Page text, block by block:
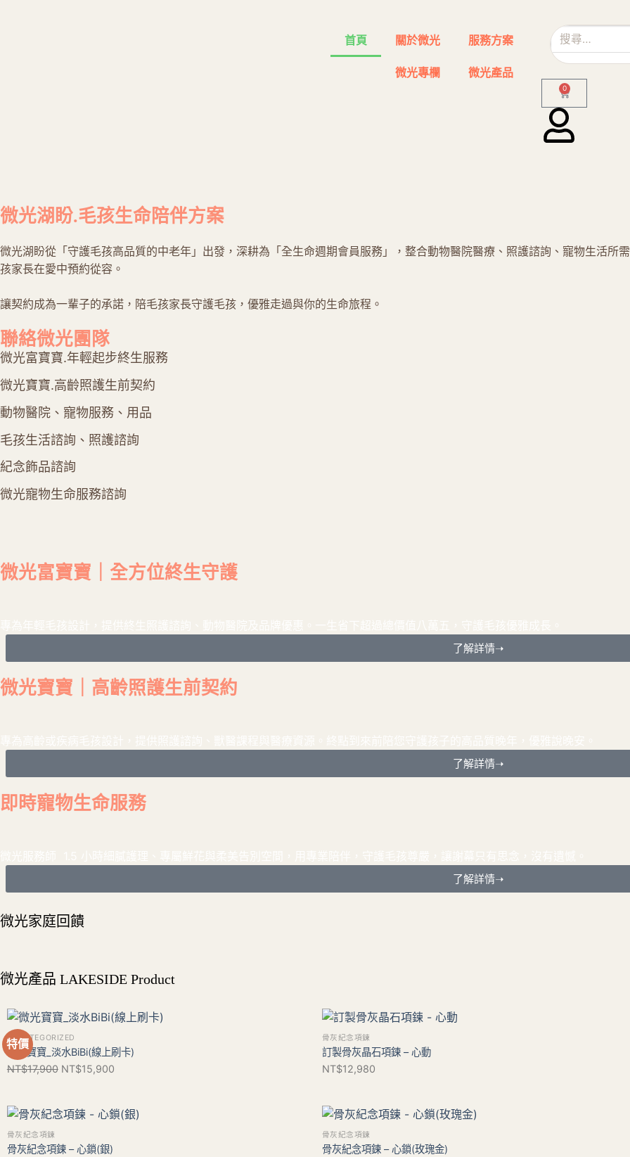
首頁 關於微光 服務方案
微光專欄 微光產品
0
微光湖盼.毛孩生命陪伴方案
微光湖盼從「守護毛孩高品質的中老年」出發，深耕為「全生命週期會員服務」，整合動物醫院醫療、照護諮詢、寵物生活所
孩家長在愛中預約從容。
讓契約成為一輩子的承諾，陪毛孩家長守護毛孩，優雅走過與你的生命旅程。
聯絡微光團隊
微光富寶寶.年輕起步終⽣服務
微光寶寶.高齡照護⽣前契約
動物醫院、寵物服務、⽤品
毛孩生活諮詢、照護諮詢
紀念飾品諮詢
微光寵物生命服務諮詢
微光富寶寶｜全方位終生守護
了解詳情➝
微光寶寶｜高齡照護⽣前契約
了解詳情➝
即時寵物生命服務
了解詳情➝
微光家庭回饋
微光產品 LAKESIDE Product
特價
UNCATEGORIZED
微光寶寶_淡水BiBi(線上刷卡)
NT$17,900 NT$15,900
骨灰紀念項鍊
訂製骨灰晶石項鍊 – 心動
NT$12,980
骨灰紀念項鍊
骨灰紀念項鍊 – 心鎖(銀)
骨灰紀念項鍊
骨灰紀念項鍊 – 心鎖(玫瑰金)